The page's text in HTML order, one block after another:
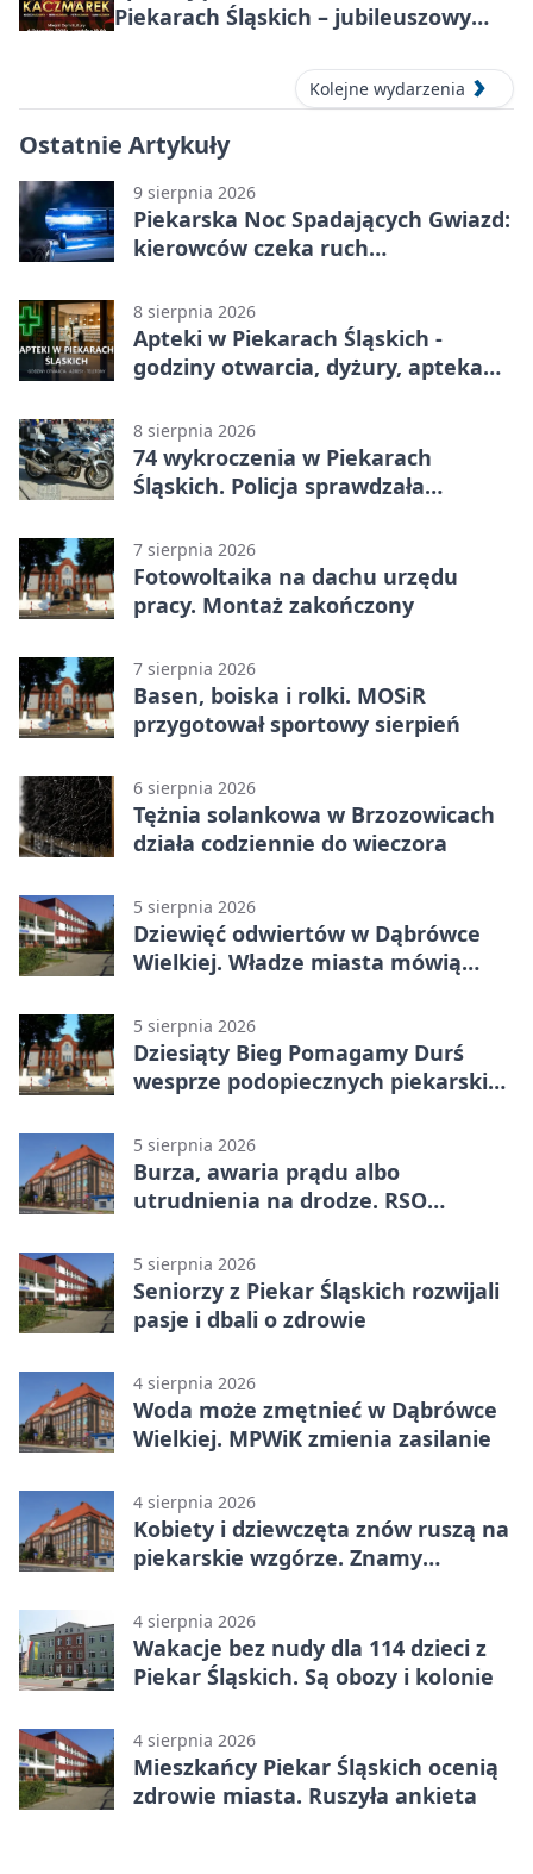
Piekarach Śląskich – jubileuszowy
Kolejne wydarzenia
Ostatnie Artykuły
9 sierpnia 2026
Piekarska Noc Spadających Gwiazd:
kierowców czeka ruch
8 sierpnia 2026
Apteki w Piekarach Śląskich -
godziny otwarcia, dyżury, apteka
8 sierpnia 2026
74 wykroczenia w Piekarach
Śląskich. Policja sprawdzała
7 sierpnia 2026
Fotowoltaika na dachu urzędu
pracy. Montaż zakończony
7 sierpnia 2026
Basen, boiska i rolki. MOSiR
przygotował sportowy sierpień
6 sierpnia 2026
Tężnia solankowa w Brzozowicach
działa codziennie do wieczora
5 sierpnia 2026
Dziewięć odwiertów w Dąbrówce
Wielkiej. Władze miasta mówią
5 sierpnia 2026
Dziesiąty Bieg Pomagamy Durś
wesprze podopiecznych piekarskich
5 sierpnia 2026
Burza, awaria prądu albo
utrudnienia na drodze. RSO
5 sierpnia 2026
Seniorzy z Piekar Śląskich rozwijali
pasje i dbali o zdrowie
4 sierpnia 2026
Woda może zmętnieć w Dąbrówce
Wielkiej. MPWiK zmienia zasilanie
4 sierpnia 2026
Kobiety i dziewczęta znów ruszą na
piekarskie wzgórze. Znamy
4 sierpnia 2026
Wakacje bez nudy dla 114 dzieci z
Piekar Śląskich. Są obozy i kolonie
4 sierpnia 2026
Mieszkańcy Piekar Śląskich ocenią
zdrowie miasta. Ruszyła ankieta